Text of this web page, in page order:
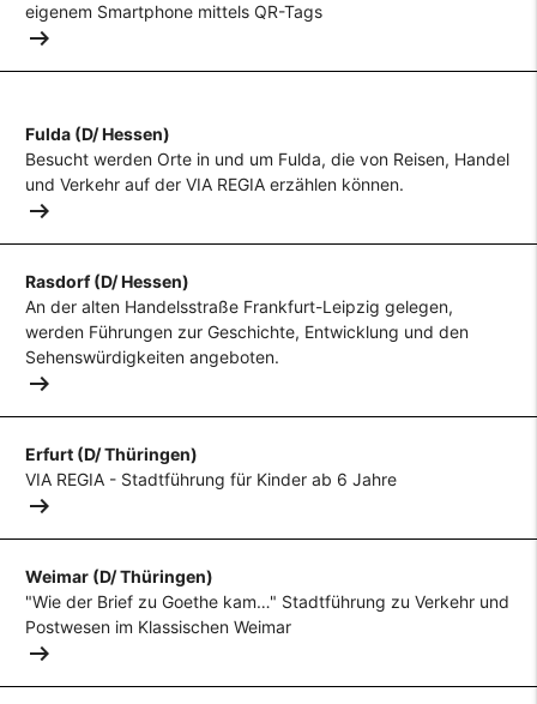
eigenem Smartphone mittels QR-Tags
arrow_right_alt
Fulda (D/ Hessen)
Besucht werden Orte in und um Fulda, die von Reisen, Handel
und Verkehr auf der VIA REGIA erzählen können.
arrow_right_alt
Rasdorf (D/ Hessen)
An der alten Handelsstraße Frankfurt-Leipzig gelegen,
werden Führungen zur Geschichte, Entwicklung und den
Sehenswürdigkeiten angeboten.
arrow_right_alt
Erfurt (D/ Thüringen)
VIA REGIA - Stadtführung für Kinder ab 6 Jahre
arrow_right_alt
Weimar (D/ Thüringen)
"Wie der Brief zu Goethe kam…" Stadtführung zu Verkehr und
Postwesen im Klassischen Weimar
arrow_right_alt